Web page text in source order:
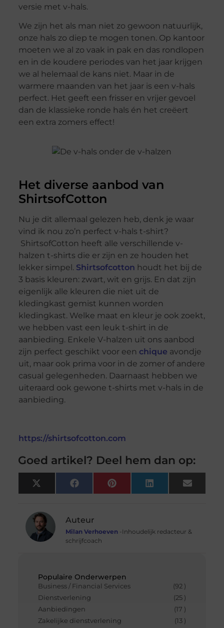
Populaire Onderwerpen
Business / Financial Services
(92 )
Dienstverlening
(25 )
Aanbiedingen
(17 )
Zakelijke dienstverlening
(13 )
versie met v-hals.
We zijn het als man niet zo gewoon natuurlijk,
onze hals zo diep te mogen tonen. Op kantoor
moeten we al zo vaak in pak en das rondlopen
en in de koudere periodes van het jaar krijgen
we al helemaal de kans niet. Maar in de
warmere maanden van het jaar is een v-hals
perfect. Het geeft een frisser en vrijer gevoel
dan de klassieke ronde hals én het creëert
een extra zomers effect!
Het diverse aanbod van
ShirtsofCotton
Nu je dit allemaal gelezen heb, denk je waar
vind ik nou zo’n perfect v-hals t-shirt?
ShirtsofCotton heeft alle verschillende v-
halzen t-shirts die er zijn en ze houden het
lekker simpel. Shirtsofcotton houdt het bij de
3 basis kleuren: zwart, wit en grijs. En dat zijn
eigenlijk alle kleuren die niet uit de
kledingkast gemist kunnen worden
kledingkast. Welke maat en kleur je ook zoekt,
we hebben vast een leuk t-shirt in de
aanbieding. Enkele V-halzen uit ons aanbod
zijn perfect geschikt voor een chique avondje
uit, maar ook prima voor in de zomer of andere
casual gelegenheden. Daarnaast hebben we
uiteraard ook gewone t-shirts met v-hals in de
aanbieding.
https://shirtsofcotton.com
Goed artikel? Deel hem dan op:
X
(Twitter)
FacebookPinterest LinkedIn Email
Auteur
Milan Verhoeven-Inhoudelijk redacteur &
schrijfcoach